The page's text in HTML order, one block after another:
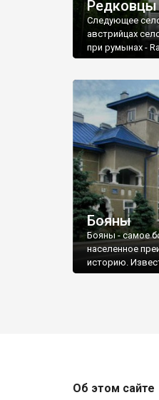
Редковцы
Следующее
австрийцах
при румынах -
относительно
В 1906 году в
Буковины
потому что в
Западной
Бояны
Бояны - самое
населенное
историю.
тогда
Об этом сайте